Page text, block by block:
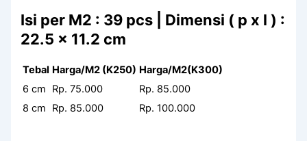
Isi per M2 : 39 pcs | Dimensi ( p x l ) :
22.5 x 11.2 cm
Tebal Harga/M2 (K250) Harga/M2(K300)
6 cm
Rp. 75.000
Rp. 85.000
8 cm
Rp. 85.000 Rp. 100.000